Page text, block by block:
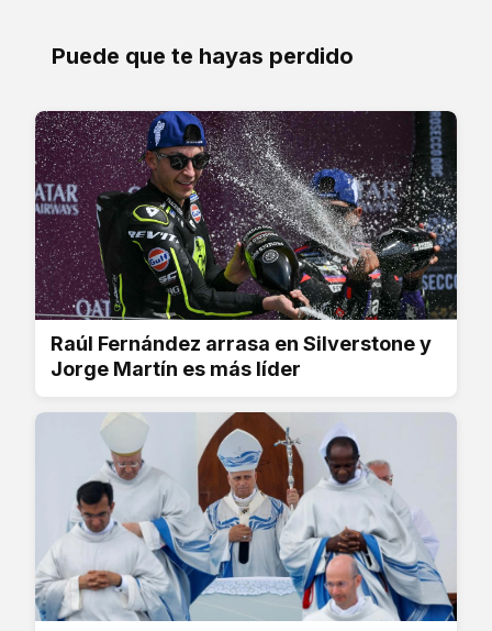
Puede que te hayas perdido
Raúl Fernández arrasa en Silverstone y
Jorge Martín es más líder